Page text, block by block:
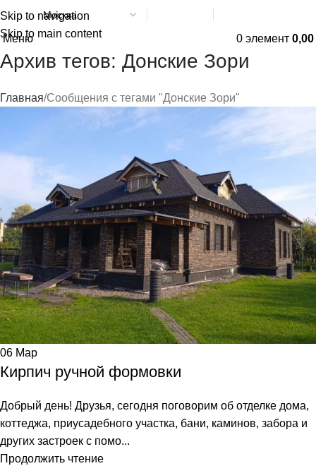
Skip to navigation
Skip to main content
Меню 0 элемент 0,00
Архив тегов: Донские Зори
Главная Сообщения с тегами "Донские Зори"
06 Мар
Кирпич ручной формовки
Добрый день! Друзья, сегодня поговорим об отделке дома,
коттеджа, приусадебного участка, бани, каминов, забора и
других застроек с помо...
Продолжить чтение